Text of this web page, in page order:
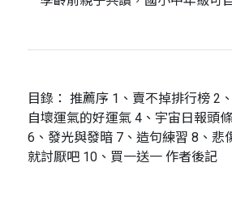
目錄： 推薦序 1、賣不掉排行榜 2
自壞運氣的好運氣 4、宇宙日報頭
6、發光與發暗 7、造句練習 8、悲
就討厭吧 10、買一送一 作者後記